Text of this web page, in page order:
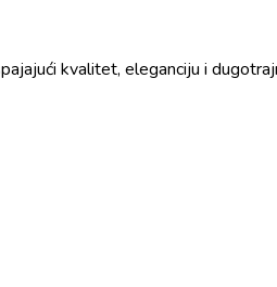
kvalitet, eleganciju i